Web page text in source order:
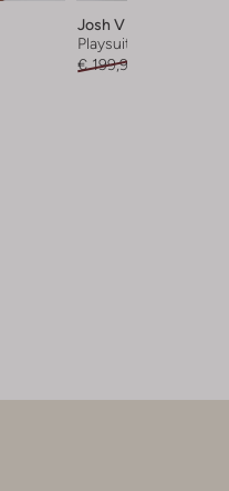
Josh V
Playsuits
€ 199,99